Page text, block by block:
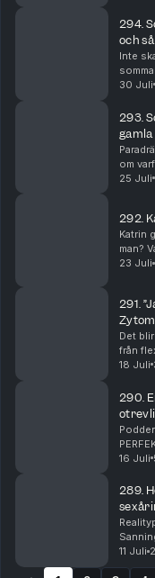
294.
och
Inte
ägg
30 Juli
293.
om
Men
25 Juli
292.
Katrin
man?
23 Juli
291.
Det
från
18 Juli
290.
16 Juli
289.
att åka
epa-
11 Juli